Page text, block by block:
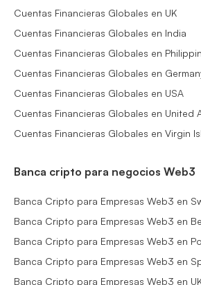
Cuentas Financieras Globales en UK
Cuentas Financieras Globales en India
Cuentas Financieras Globales en
Cuentas Financieras Globales en
Cuentas Financieras Globales en USA
Cuentas Financieras Globales en United
Cuentas Financieras Globales en Virgin
Banca cripto para negocios Web3
Banca Cripto para Empresas Web3 en
Banca Cripto para Empresas Web3 en
Banca Cripto para Empresas Web3 en
Banca Cripto para Empresas Web3 en
Banca Cripto para Empresas Web3 en